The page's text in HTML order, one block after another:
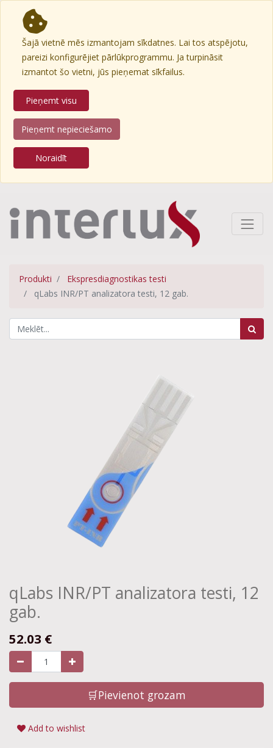
Šajā vietnē mēs izmantojam sīkdatnes. Lai tos atspējotu,
pareizi konfigurējiet pārlūkprogrammu. Ja turpināsit
izmantot šo vietni, jūs pieņemat sīkfailus.
Pieņemt visu
Pieņemt nepieciešamo
Noraidīt
Produkti
Ekspresdiagnostikas testi
qLabs INR/PT analizatora testi, 12 gab.
qLabs INR/PT analizatora testi, 12
gab.
52.03 €
🛒Pievienot grozam
Add to wishlist